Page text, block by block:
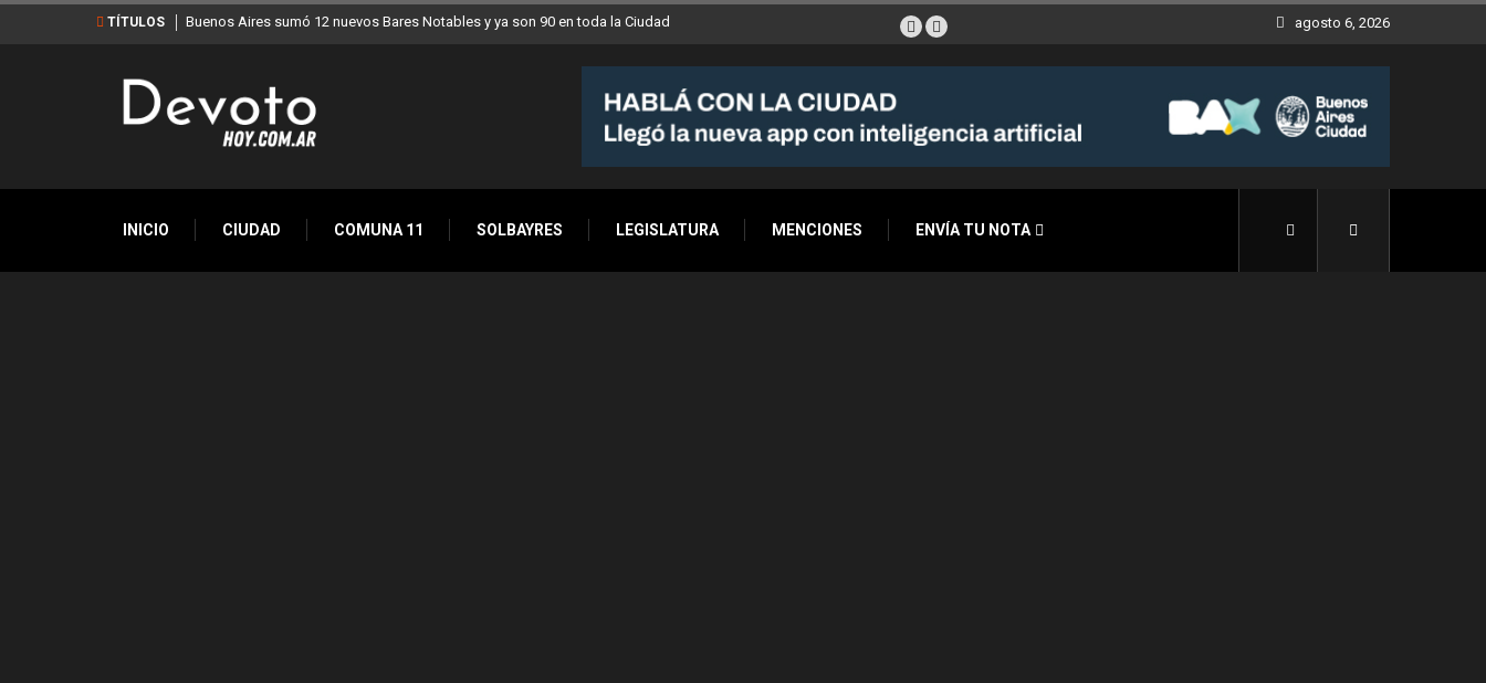
TÍTULOS Buenos Aires sumó 12 nuevos Bares Notables y ya son 90 en toda la Ciudad agosto 6, 2026
INICIO CIUDAD COMUNA 11 SOLBAYRES LEGISLATURA MENCIONES ENVÍA TU NOTA